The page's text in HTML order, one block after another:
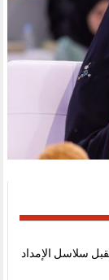
حول مستقبل سلاسل الإمداد